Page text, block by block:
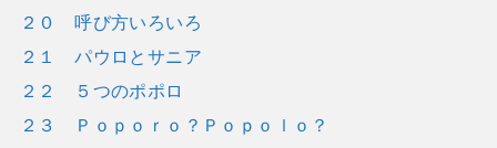
２０ 呼び方いろいろ
２１ パウロとサニア
２２ ５つのポポロ
２３ Ｐｏｐｏｒｏ？Ｐｏｐｏｌｏ？